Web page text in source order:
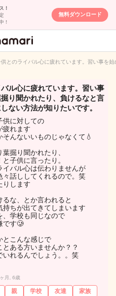
！
！
無料ダウンロード
匿名QA
とのライバル心に疲れています。習い事を
ル心に疲れています。習い事
り聞かれたり、負けるなと言
ない方法が知りたいです。
供に対しての
疲れます
んないいものじゃなくて💧
掘り聞かれたり、
子供に言ったり。
バル心は伝わりませんが
々話ししてくれるので。笑
りします
るな、とか言われると
持ちが出てきてしまいます
、学校も同じなので
です🥲
とこんな感じで
ある方いませんか？？
いれるんでしょう。。笑
月, 6歳
親 学校 友達 家族